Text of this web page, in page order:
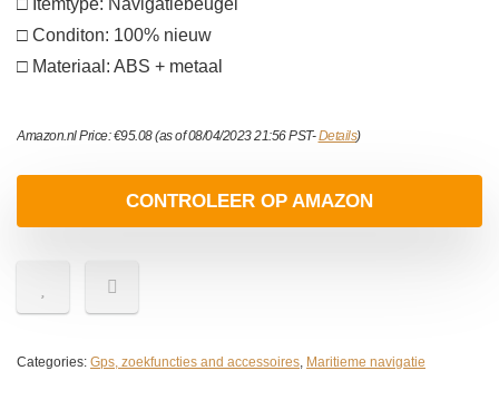
□ Itemtype: Navigatiebeugel
□ Conditon: 100% nieuw
□ Materiaal: ABS + metaal
Amazon.nl Price:€95.08(as of 08/04/2023 21:56 PST-Details)
CONTROLEER OP AMAZON
Categories: Gps, zoekfuncties and accessoires, Maritieme navigatie